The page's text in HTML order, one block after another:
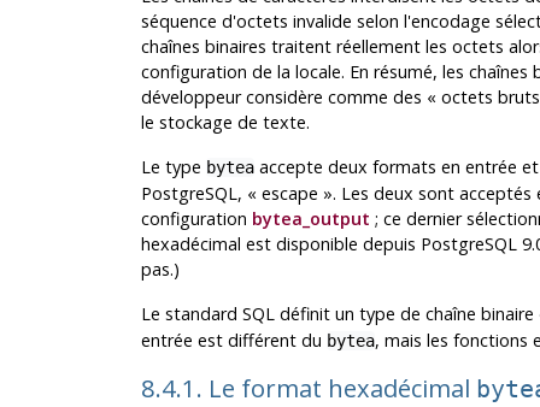
séquence d'octets invalide selon l'encodage
chaînes binaires traitent réellement les octets
configuration de la locale. En résumé, les
développeur considère comme des « octets bruts
le stockage de texte.
Le type byteaaccepte deux formats en entrée
PostgreSQL, « escape ». Les deux sont
configuration bytea_output ; ce dernier
hexadécimal est disponible depuis PostgreSQL
pas.)
Le standard SQLdéfinit un type de chaîne
entrée est différent du bytea, mais les fonctions
8.4.1. Le format hexadécimal